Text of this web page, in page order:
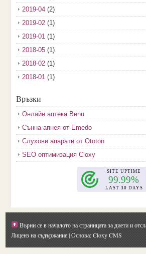
2019-04(2)
2019-02(1)
2019-01 (1)
2018-05(1)
2018-02(1)
2018-01 (1)
2017-11
2017-10(3)
2017-08(3)
2017-07(1)
2017-06(2)
2017-02(2)
2017-01(1)
2016-09(1)
Връзки
Онлайн аптека Benu
Сънна апнея от Emedo
Слухови апарати от Ototon
SEO оптимизация Cloxy
Върни се в началото на страницата за диети и
Лиценз на съдържание| Основа: Cloxy CMS